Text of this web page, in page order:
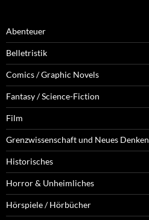
Abenteuer
Belletristik
Comics / Graphic Novels
Fantasy / Science-Fiction
Film
Grenzwissenschaft und Neues Denken
Historisches
Horror & Unheimliches
Hörspiele / Hörbücher